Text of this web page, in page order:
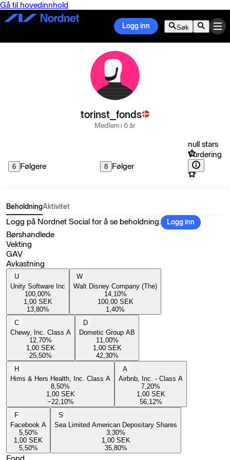
Gå til hovedinnhold
Logg inn Søk
torinst_fonds
Medlem i 6 år
6 Følgere 8 Følger
null stars
Vurdering
BeholdningAktivitet
Logg på Nordnet Social for å se beholdning. Logg inn
Børshandlede
Vekting
GAV
Avkastning
U
Unity Software Inc
100,00%
1,00 SEK
13,80%
W
Walt Disney Company (The)
14,10%
100,00 SEK
1,40%
C
Chewy, Inc. Class A
12,70%
1,00 SEK
25,50%
D
Dometic Group AB
11,00%
1,00 SEK
42,30%
H
Hims & Hers Health, Inc. Class A
8,50%
1,00 SEK
−22,10%
A
Airbnb, Inc. - Class A
7,20%
1,00 SEK
56,12%
F
Facebook A
5,50%
1,00 SEK
5,50%
S
Sea Limited American Depositary Shares
3,30%
1,00 SEK
35,80%